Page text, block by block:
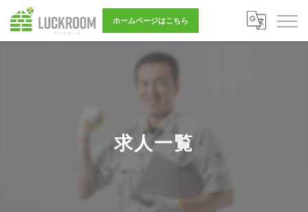
ホームページはこちら
求人一覧